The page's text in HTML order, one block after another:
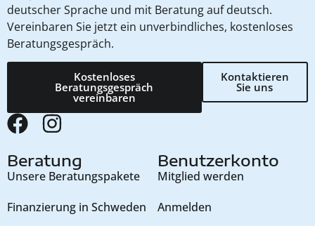
deutscher Sprache und mit Beratung auf deutsch.
Vereinbaren Sie jetzt ein unverbindliches, kostenloses
Beratungsgespräch.
Kostenloses
Beratungsgespräch
vereinbaren
Kontaktieren
Sie uns
Beratung
Unsere Beratungspakete
Finanzierung in Schweden
Benutzerkonto
Mitglied werden
Anmelden